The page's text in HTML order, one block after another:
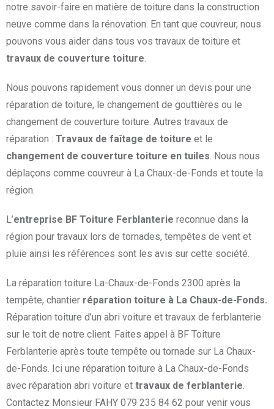
notre savoir-faire en matière de toiture dans la construction
neuve comme dans la rénovation. En tant que couvreur, nous
pouvons vous aider dans tous vos travaux de toiture et
travaux de couverture toiture.
Nous pouvons rapidement vous donner un devis pour une
réparation de toiture, le changement de gouttières ou le
changement de couverture toiture. Autres travaux de
réparation : Travaux de faîtage de toiture et le
changement de couverture toiture en tuiles. Nous nous
déplaçons comme couvreur à La Chaux-de-Fonds et toute la
région.
L’entreprise BF Toiture Ferblanterie reconnue dans la
région pour travaux lors de tornades, tempêtes de vent et
pluie ainsi les références sont les avis sur cette société.
La réparation toiture La-Chaux-de-Fonds 2300 après la
tempête, chantier réparation toiture à La Chaux-de-Fonds.
Réparation toiture d’un abri voiture et travaux de ferblanterie
sur le toit de notre client. Faites appel à BF Toiture
Ferblanterie après toute tempête ou tornade sur La Chaux-
de-Fonds. Ici une réparation toiture à La Chaux-de-Fonds
avec réparation abri voiture et travaux de ferblanterie.
Contactez Monsieur FAHY 079 235 84 62 pour venir vous